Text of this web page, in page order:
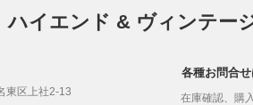
ハイエンド & ヴィンテー
区上社2-13
各種お問合
在庫確認、購